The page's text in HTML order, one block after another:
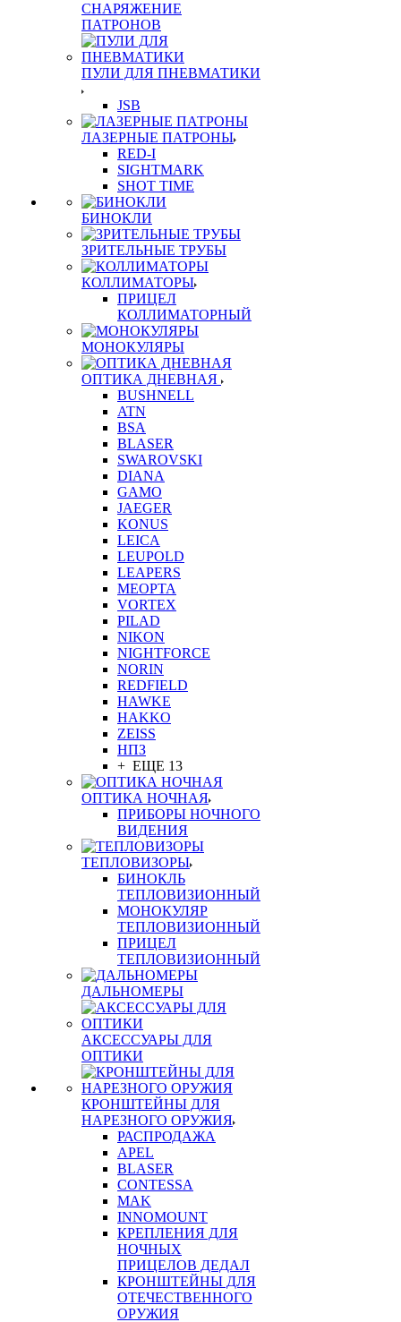
СНАРЯЖЕНИЕ
ПАТРОНОВ
ПУЛИ ДЛЯ ПНЕВМАТИКИ
JSB
ЛАЗЕРНЫЕ ПАТРОНЫ
RED-I
SIGHTMARK
SHOT TIME
БИНОКЛИ
ЗРИТЕЛЬНЫЕ ТРУБЫ
КОЛЛИМАТОРЫ
ПРИЦЕЛ
КОЛЛИМАТОРНЫЙ
МОНОКУЛЯРЫ
ОПТИКА ДНЕВНАЯ
BUSHNELL
ATN
BSA
BLASER
SWAROVSKI
DIANA
GAMO
JAEGER
KONUS
LEICA
LEUPOLD
LEAPERS
MEOPTA
VORTEX
PILAD
NIKON
NIGHTFORCE
NORIN
REDFIELD
HAWKE
HAKKO
ZEISS
НПЗ
+ ЕЩЕ 13
ОПТИКА НОЧНАЯ
ПРИБОРЫ НОЧНОГО
ВИДЕНИЯ
ТЕПЛОВИЗОРЫ
БИНОКЛЬ
ТЕПЛОВИЗИОННЫЙ
МОНОКУЛЯР
ТЕПЛОВИЗИОННЫЙ
ПРИЦЕЛ
ТЕПЛОВИЗИОННЫЙ
ДАЛЬНОМЕРЫ
АКСЕССУАРЫ ДЛЯ
ОПТИКИ
КРОНШТЕЙНЫ ДЛЯ
НАРЕЗНОГО ОРУЖИЯ
РАСПРОДАЖА
APEL
BLASER
CONTESSA
MAK
INNOMOUNT
КРЕПЛЕНИЯ ДЛЯ
НОЧНЫХ
ПРИЦЕЛОВ ДЕДАЛ
КРОНШТЕЙНЫ ДЛЯ
ОТЕЧЕСТВЕННОГО
ОРУЖИЯ